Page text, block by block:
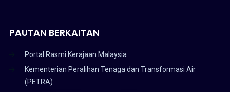
PAUTAN BERKAITAN
Portal Rasmi Kerajaan Malaysia
Kementerian Peralihan Tenaga dan Transformasi Air
(PETRA)